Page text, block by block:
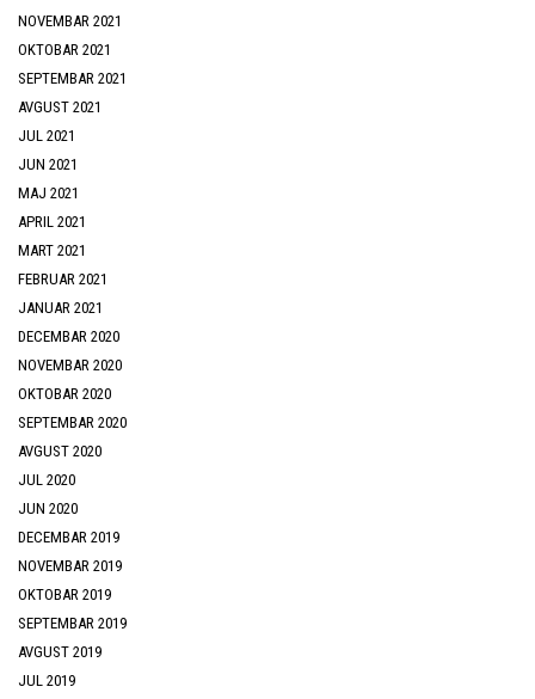
NOVEMBAR 2021
OKTOBAR 2021
SEPTEMBAR 2021
AVGUST 2021
JUL 2021
JUN 2021
MAJ 2021
APRIL 2021
MART 2021
FEBRUAR 2021
JANUAR 2021
DECEMBAR 2020
NOVEMBAR 2020
OKTOBAR 2020
SEPTEMBAR 2020
AVGUST 2020
JUL 2020
JUN 2020
DECEMBAR 2019
NOVEMBAR 2019
OKTOBAR 2019
SEPTEMBAR 2019
AVGUST 2019
JUL 2019